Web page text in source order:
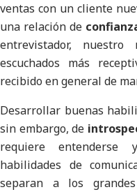
ventas con un cliente
una relación de
entrevistador, nuestro
escuchados más
recibido en general de
Desarrollar buenas
sin embargo, de
requiere entenderse
habilidades de
separan a los